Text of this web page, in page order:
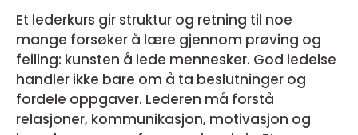
Et lederkurs gir struktur og retning til noe
mange forsøker å lære gjennom prøving og
feiling: kunsten å lede mennesker. God ledelse
handler ikke bare om å ta beslutninger og
fordele oppgaver. Lederen må forstå
relasjoner, kommunikasjon, motivasjon og